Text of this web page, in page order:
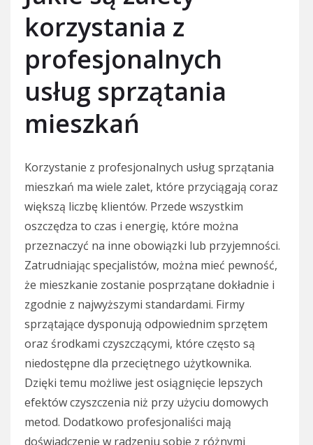
korzystania z
profesjonalnych
usług sprzątania
mieszkań
Korzystanie z profesjonalnych usług sprzątania
mieszkań ma wiele zalet, które przyciągają coraz
większą liczbę klientów. Przede wszystkim
oszczędza to czas i energię, które można
przeznaczyć na inne obowiązki lub przyjemności.
Zatrudniając specjalistów, można mieć pewność,
że mieszkanie zostanie posprzątane dokładnie i
zgodnie z najwyższymi standardami. Firmy
sprzątające dysponują odpowiednim sprzętem
oraz środkami czyszczącymi, które często są
niedostępne dla przeciętnego użytkownika.
Dzięki temu możliwe jest osiągnięcie lepszych
efektów czyszczenia niż przy użyciu domowych
metod. Dodatkowo profesjonaliści mają
doświadczenie w radzeniu sobie z różnymi